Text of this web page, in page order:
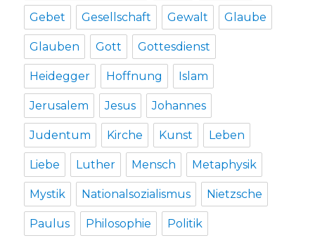
Gebet Gesellschaft Gewalt Glaube
Glauben Gott Gottesdienst
Heidegger Hoffnung Islam
Jerusalem Jesus Johannes
Judentum Kirche Kunst Leben
Liebe Luther Mensch Metaphysik
Mystik Nationalsozialismus Nietzsche
Paulus Philosophie Politik